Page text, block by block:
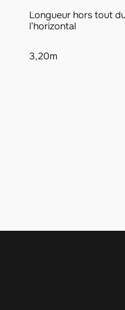
Longueur hors tout
l’horizontal
3,20m